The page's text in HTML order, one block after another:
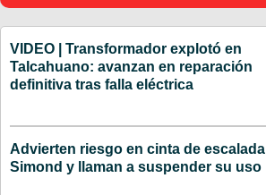
VIDEO | Transformador explotó en
Talcahuano: avanzan en reparación
definitiva tras falla eléctrica
Advierten riesgo en cinta de escalada
Simond y llaman a suspender su uso